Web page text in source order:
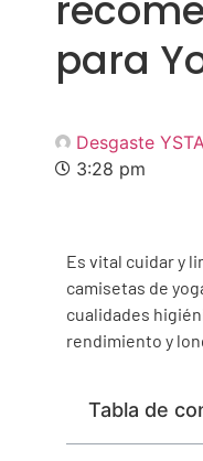
para
Desgaste
3:28 pm
Es vital cuidar y
camisetas de
cualidades
rendimiento y
Tabla de